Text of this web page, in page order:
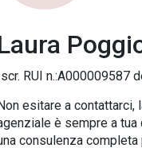
RUI n.:A000009587
esitare a contattarci,
è sempre a
consulenza